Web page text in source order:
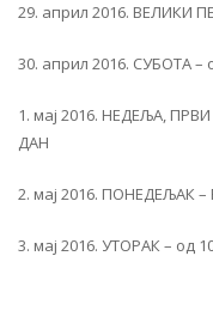
29. април 2016. ВЕЛИКИ
30. април 2016. СУБОТА –
1. мај 2016. НЕДЕЉА,
ДАН
2. мај 2016. ПОНЕДЕЉАК
3. мај 2016. УТОРАК – од